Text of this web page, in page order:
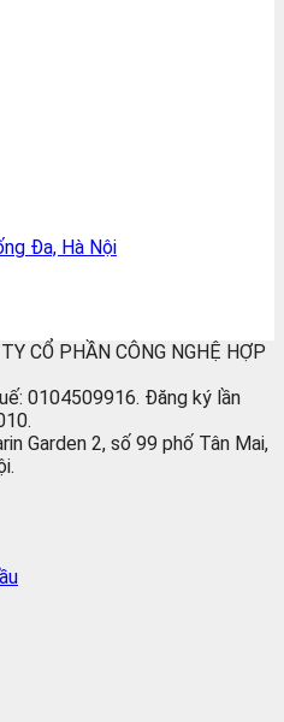
Đa, Hà Nội
CỔ PHẦN CÔNG NGHỆ HỢP
0104509916. Đăng ký lần
Garden 2, số 99 phố Tân Mai,